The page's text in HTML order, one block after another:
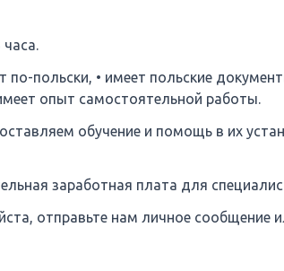
по-польски, • имеет польские
опыт самостоятельной работы.
обучение и помощь в их
заработная плата для
отправьте нам личное сообщение